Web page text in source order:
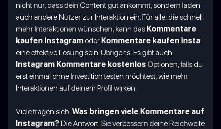
nicht nur, dass dein Content gut ankommt, sondern laden
auch andere Nutzer zur Interaktion ein. Für alle, die schnell
mehr Interaktionen wünschen, kann das Kommentare
kaufen Instagram oder Kommentare kaufen Insta
eine effektive Lösung sein. Übrigens: Es gibt auch
Instagram Kommentare kostenlos Optionen, falls du
erst einmal ohne Investition testen möchtest, wie mehr
Interaktionen auf deinem Profil wirken.
Viele fragen sich: Was bringen viele Kommentare auf
Instagram?Die Antwort: Sie verbessern deine Reichweite